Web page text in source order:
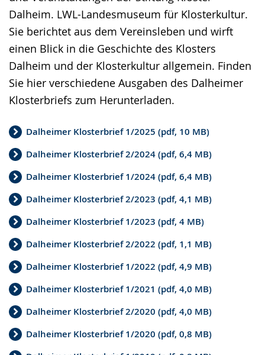
Dalheim. LWL-Landesmuseum für Klosterkultur.
Sie berichtet aus dem Vereinsleben und wirft
einen Blick in die Geschichte des Klosters
Dalheim und der Klosterkultur allgemein. Finden
Sie hier verschiedene Ausgaben des Dalheimer
Klosterbriefs zum Herunterladen.
Dalheimer Klosterbrief 1/2025 (pdf, 10 MB)
Dalheimer Klosterbrief 2/2024 (pdf, 6,4 MB)
Dalheimer Klosterbrief 1/2024 (pdf, 6,4 MB)
Dalheimer Klosterbrief 2/2023 (pdf, 4,1 MB)
Dalheimer Klosterbrief 1/2023 (pdf, 4 MB)
Dalheimer Klosterbrief 2/2022 (pdf, 1,1 MB)
Dalheimer Klosterbrief 1/2022 (pdf, 4,9 MB)
Dalheimer Klosterbrief 1/2021 (pdf, 4,0 MB)
Dalheimer Klosterbrief 2/2020 (pdf, 4,0 MB)
Dalheimer Klosterbrief 1/2020 (pdf, 0,8 MB)